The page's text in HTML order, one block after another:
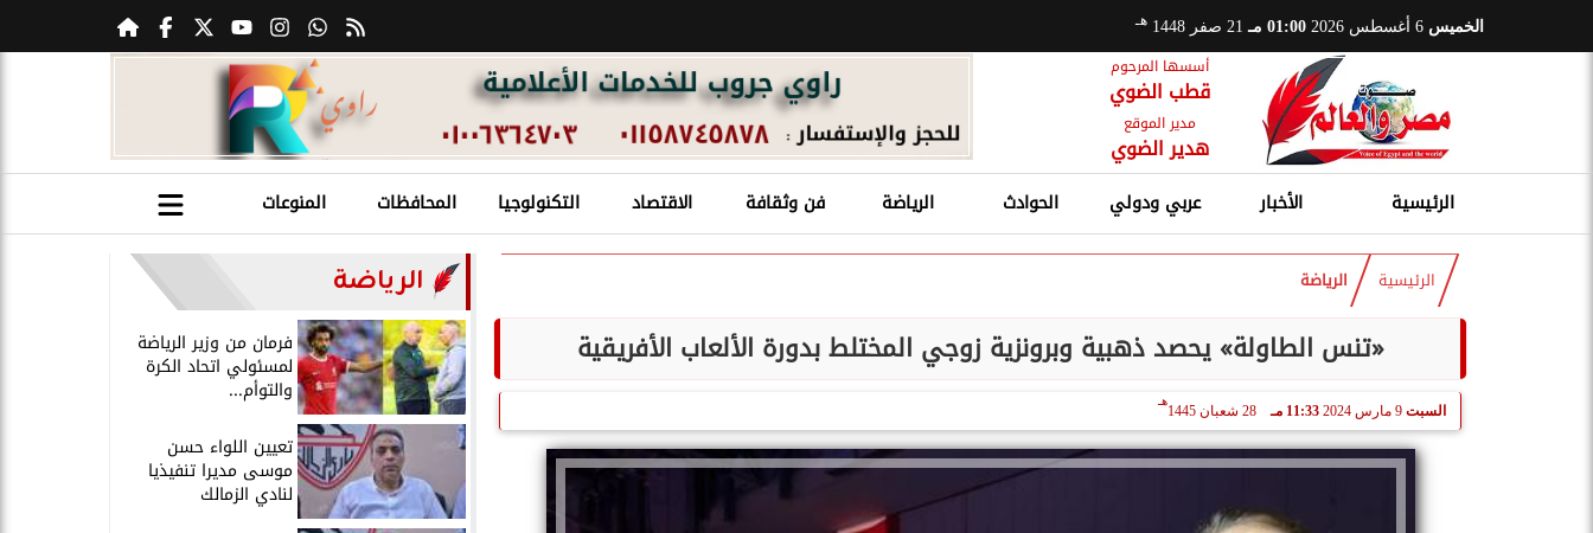
الخميس 01:00 مـ 21 صفر 1448 هـ
أسسها المرحوم
قطب الضوي
مدير الموقع
هدير الضوي
الرئيسية الأخبار عربي ودولي الحوادث الرياضة فن وثقافة الاقتصاد التكنولوجيا المحافظات المنوعات
الرئيسية الرياضة
«تنس الطاولة» يحصد ذهبية وبرونزية زوجي المختلط بدورة الألعاب الأفريقية
السبت 9 مارس 2024 11:33 مـ 28 شعبان 1445
هـ
الرياضة
فرمان من وزير الرياضة
لمسئولي اتحاد الكرة
والتوأم...
تعيين اللواء حسن
موسى مديرا تنفيذيا
لنادي الزمالك